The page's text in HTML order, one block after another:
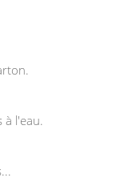
à l'eau.